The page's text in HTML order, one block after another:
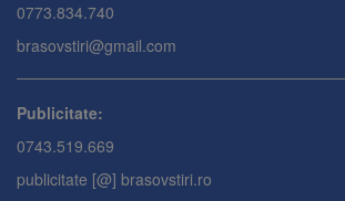
0773.834.740
brasovstiri@gmail.com
Publicitate:
0743.519.669
publicitate [@] brasovstiri.ro